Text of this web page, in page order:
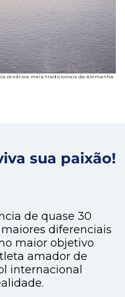
cenários mais tradicionais da Alemanha.
sua paixão!
de quase 30
diferenciais
maior objetivo
amador de
internacional